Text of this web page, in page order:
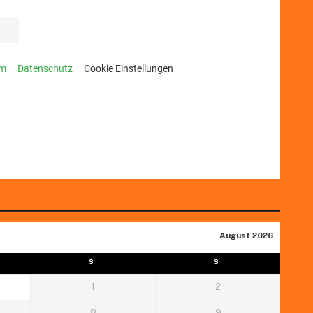
August 2026
S S
1 2